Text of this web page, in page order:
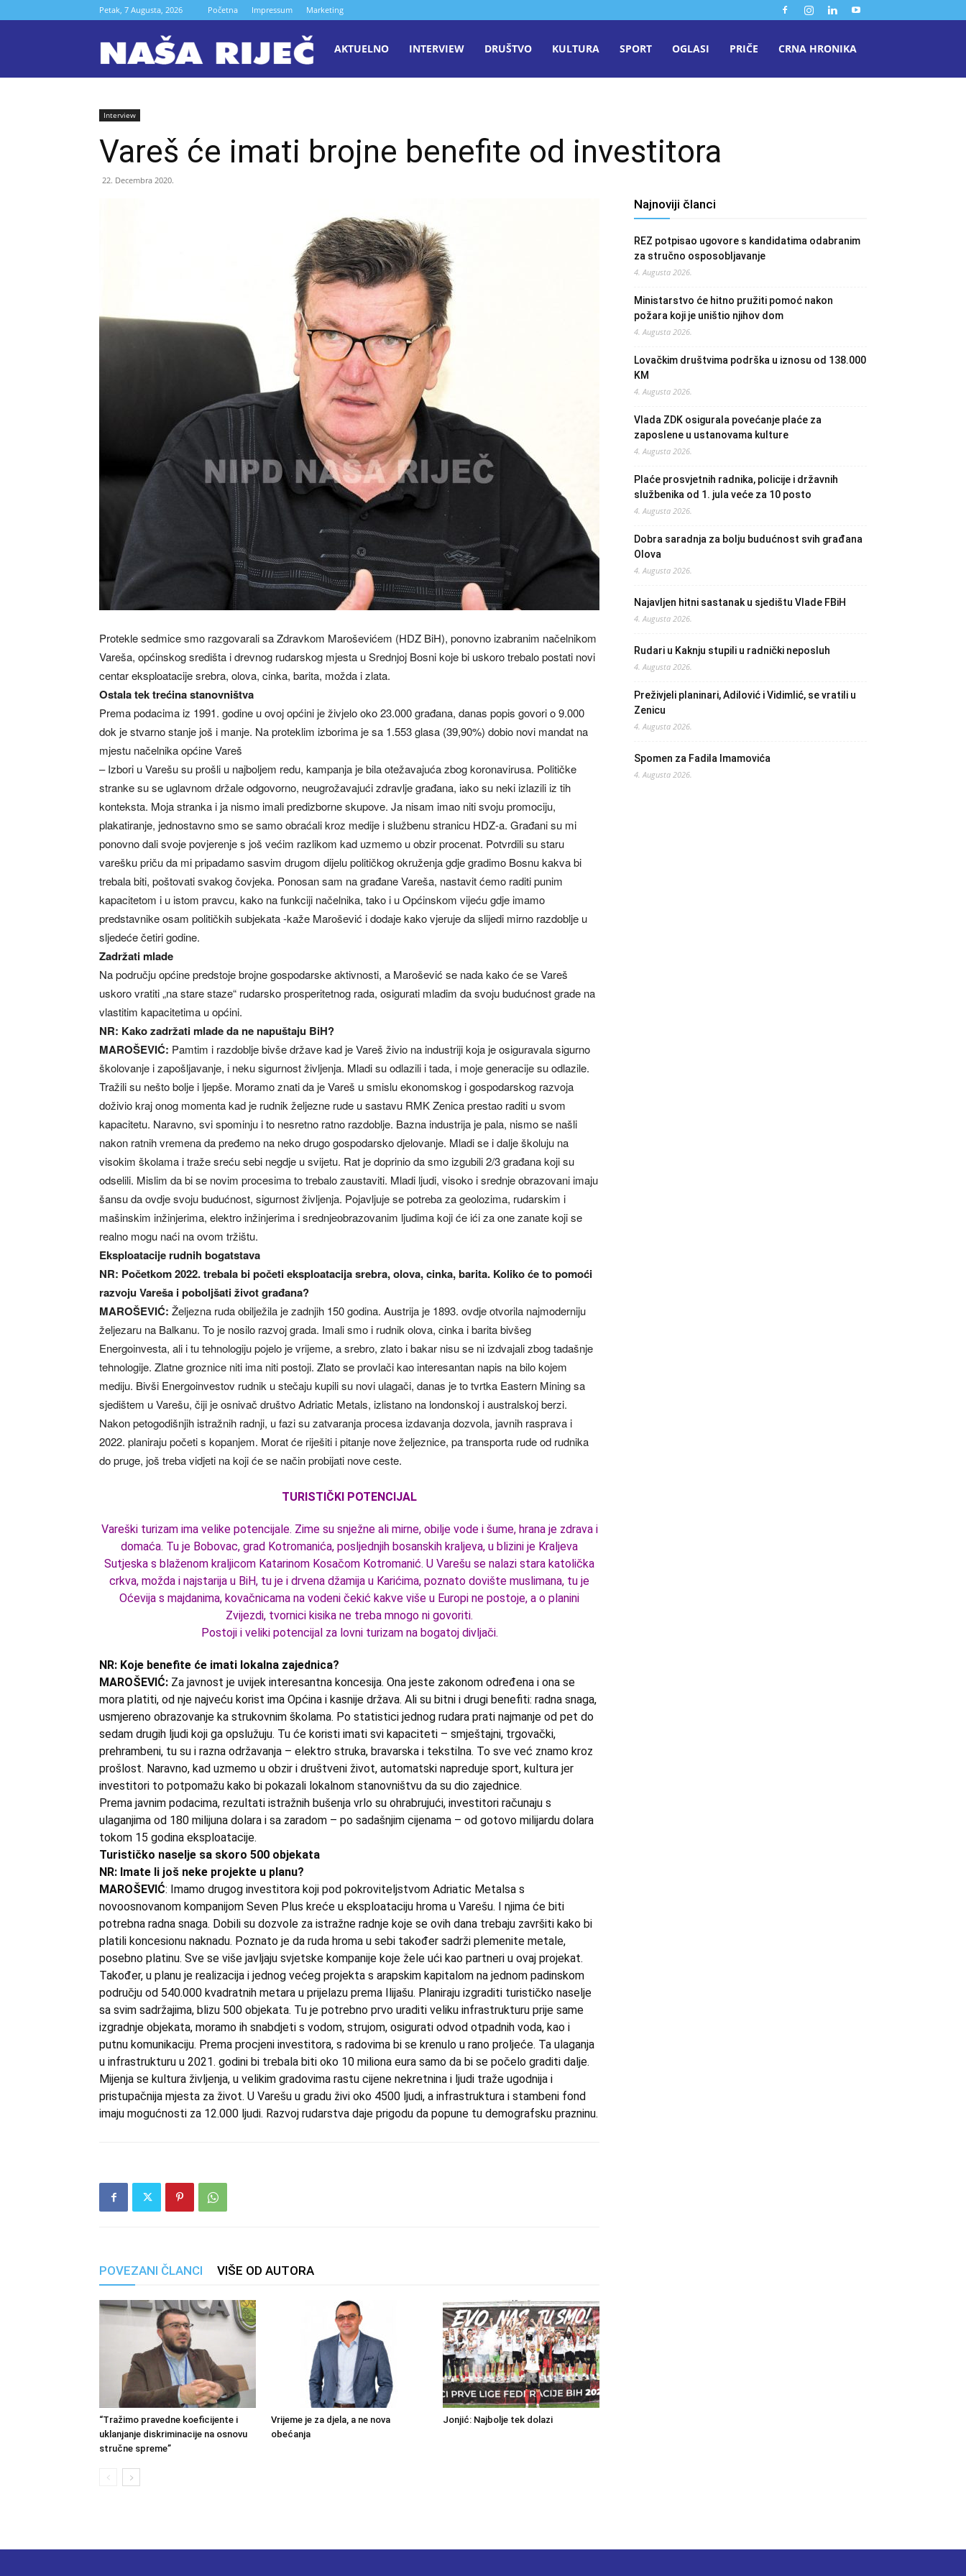
Petak, 7 Augusta, 2026 Početna Impressum Marketing
Naša
Zenica
AKTUELNO INTERVIEW DRUŠTVO KULTURA SPORT OGLASI PRIČE CRNA HRONIKA
Interview
Vareš će imati brojne benefite od investitora
22. Decembra 2020.
Protekle sedmice smo razgovarali sa Zdravkom Maroševićem (HDZ BiH), ponovno izabranim načelnikom
Vareša, općinskog središta i drevnog rudarskog mjesta u Srednjoj Bosni koje bi uskoro trebalo postati novi
centar eksploatacije srebra, olova, cinka, barita, možda i zlata.
Ostala tek trećina stanovništva
Prema podacima iz 1991. godine u ovoj općini je živjelo oko 23.000 građana, danas popis govori o 9.000
dok je stvarno stanje još i manje. Na proteklim izborima je sa 1.553 glasa (39,90%) dobio novi mandat na
mjestu načelnika općine Vareš
– Izbori u Varešu su prošli u najboljem redu, kampanja je bila otežavajuća zbog koronavirusa. Političke
stranke su se uglavnom držale odgovorno, neugrožavajući zdravlje građana, iako su neki izlazili iz tih
konteksta. Moja stranka i ja nismo imali predizborne skupove. Ja nisam imao niti svoju promociju,
plakatiranje, jednostavno smo se samo obraćali kroz medije i službenu stranicu HDZ-a. Građani su mi
ponovno dali svoje povjerenje s još većim razlikom kad uzmemo u obzir procenat. Potvrdili su staru
varešku priču da mi pripadamo sasvim drugom dijelu političkog okruženja gdje gradimo Bosnu kakva bi
trebala biti, poštovati svakog čovjeka. Ponosan sam na građane Vareša, nastavit ćemo raditi punim
kapacitetom i u istom pravcu, kako na funkciji načelnika, tako i u Općinskom vijeću gdje imamo
predstavnike osam političkih subjekata -kaže Marošević i dodaje kako vjeruje da slijedi mirno razdoblje u
sljedeće četiri godine.
Zadržati mlade
Na području općine predstoje brojne gospodarske aktivnosti, a Marošević se nada kako će se Vareš
uskoro vratiti „na stare staze“ rudarsko prosperitetnog rada, osigurati mladim da svoju budućnost grade na
vlastitim kapacitetima u općini.
NR: Kako zadržati mlade da ne napuštaju BiH?
MAROŠEVIĆ: Pamtim i razdoblje bivše države kad je Vareš živio na industriji koja je osiguravala sigurno
školovanje i zapošljavanje, i neku sigurnost življenja. Mladi su odlazili i tada, i moje generacije su odlazile.
Tražili su nešto bolje i ljepše. Moramo znati da je Vareš u smislu ekonomskog i gospodarskog razvoja
doživio kraj onog momenta kad je rudnik željezne rude u sastavu RMK Zenica prestao raditi u svom
kapacitetu. Naravno, svi spominju i to nesretno ratno razdoblje. Bazna industrija je pala, nismo se našli
nakon ratnih vremena da pređemo na neko drugo gospodarsko djelovanje. Mladi se i dalje školuju na
visokim školama i traže sreću sebi negdje u svijetu. Rat je doprinio da smo izgubili 2/3 građana koji su
odselili. Mislim da bi se novim procesima to trebalo zaustaviti. Mladi ljudi, visoko i srednje obrazovani imaju
šansu da ovdje svoju budućnost, sigurnost življenja. Pojavljuje se potreba za geolozima, rudarskim i
mašinskim inžinjerima, elektro inžinjerima i srednjeobrazovanim ljudima koji će ići za one zanate koji se
realno mogu naći na ovom tržištu.
Eksploatacije rudnih bogatstava
NR: Početkom 2022. trebala bi početi eksploatacija srebra, olova, cinka, barita. Koliko će to pomoći
razvoju Vareša i poboljšati život građana?
MAROŠEVIĆ: Željezna ruda obilježila je zadnjih 150 godina. Austrija je 1893. ovdje otvorila najmoderniju
željezaru na Balkanu. To je nosilo razvoj grada. Imali smo i rudnik olova, cinka i barita bivšeg
Energoinvesta, ali i tu tehnologiju pojelo je vrijeme, a srebro, zlato i bakar nisu se ni izdvajali zbog tadašnje
tehnologije. Zlatne groznice niti ima niti postoji. Zlato se provlači kao interesantan napis na bilo kojem
mediju. Bivši Energoinvestov rudnik u stečaju kupili su novi ulagači, danas je to tvrtka Eastern Mining sa
sjedištem u Varešu, čiji je osnivač društvo Adriatic Metals, izlistano na londonskoj i australskoj berzi.
Nakon petogodišnjih istražnih radnji, u fazi su zatvaranja procesa izdavanja dozvola, javnih rasprava i
2022. planiraju početi s kopanjem. Morat će riješiti i pitanje nove željeznice, pa transporta rude od rudnika
do pruge, još treba vidjeti na koji će se način probijati nove ceste.
TURISTIČKI POTENCIJAL
Vareški turizam ima velike potencijale. Zime su snježne ali mirne, obilje vode i šume, hrana je zdrava i
domaća. Tu je Bobovac, grad Kotromanića, posljednjih bosanskih kraljeva, u blizini je Kraljeva
Sutjeska s blaženom kraljicom Katarinom Kosačom Kotromanić. U Varešu se nalazi stara katolička
crkva, možda i najstarija u BiH, tu je i drvena džamija u Karićima, poznato dovište muslimana, tu je
Oćevija s majdanima, kovačnicama na vodeni čekić kakve više u Europi ne postoje, a o planini
Zvijezdi, tvornici kisika ne treba mnogo ni govoriti.
Postoji i veliki potencijal za lovni turizam na bogatoj divljači.
NR: Koje benefite će imati lokalna zajednica?
MAROŠEVIĆ: Za javnost je uvijek interesantna koncesija. Ona jeste zakonom određena i ona se
mora platiti, od nje najveću korist ima Općina i kasnije država. Ali su bitni i drugi benefiti: radna snaga,
usmjereno obrazovanje ka strukovnim školama. Po statistici jednog rudara prati najmanje od pet do
sedam drugih ljudi koji ga opslužuju. Tu će koristi imati svi kapaciteti – smještajni, trgovački,
prehrambeni, tu su i razna održavanja – elektro struka, bravarska i tekstilna. To sve već znamo kroz
prošlost. Naravno, kad uzmemo u obzir i društveni život, automatski napreduje sport, kultura jer
investitori to potpomažu kako bi pokazali lokalnom stanovništvu da su dio zajednice.
Prema javnim podacima, rezultati istražnih bušenja vrlo su ohrabrujući, investitori računaju s
ulaganjima od 180 milijuna dolara i sa zaradom – po sadašnjim cijenama – od gotovo milijardu dolara
tokom 15 godina eksploatacije.
Turističko naselje sa skoro 500 objekata
NR: Imate li još neke projekte u planu?
MAROŠEVIĆ: Imamo drugog investitora koji pod pokroviteljstvom Adriatic Metalsa s
novoosnovanom kompanijom Seven Plus kreće u eksploataciju hroma u Varešu. I njima će biti
potrebna radna snaga. Dobili su dozvole za istražne radnje koje se ovih dana trebaju završiti kako bi
platili koncesionu naknadu. Poznato je da ruda hroma u sebi također sadrži plemenite metale,
posebno platinu. Sve se više javljaju svjetske kompanije koje žele ući kao partneri u ovaj projekat.
Također, u planu je realizacija i jednog većeg projekta s arapskim kapitalom na jednom padinskom
području od 540.000 kvadratnih metara u prijelazu prema Ilijašu. Planiraju izgraditi turističko naselje
sa svim sadržajima, blizu 500 objekata. Tu je potrebno prvo uraditi veliku infrastrukturu prije same
izgradnje objekata, moramo ih snabdjeti s vodom, strujom, osigurati odvod otpadnih voda, kao i
putnu komunikaciju. Prema procjeni investitora, s radovima bi se krenulo u rano proljeće. Ta ulaganja
u infrastrukturu u 2021. godini bi trebala biti oko 10 miliona eura samo da bi se počelo graditi dalje.
Mijenja se kultura življenja, u velikim gradovima rastu cijene nekretnina i ljudi traže ugodnija i
pristupačnija mjesta za život. U Varešu u gradu živi oko 4500 ljudi, a infrastruktura i stambeni fond
imaju mogućnosti za 12.000 ljudi. Razvoj rudarstva daje prigodu da popune tu demografsku prazninu.
POVEZANI ČLANCI VIŠE OD AUTORA
“Tražimo pravedne koeficijente i
uklanjanje diskriminacije na osnovu
stručne spreme”
Vrijeme je za djela, a ne nova
obećanja
Jonjić: Najbolje tek dolazi
Najnoviji članci
REZ potpisao ugovore s kandidatima odabranim
za stručno osposobljavanje
4. Augusta 2026.
Ministarstvo će hitno pružiti pomoć nakon
požara koji je uništio njihov dom
4. Augusta 2026.
Lovačkim društvima podrška u iznosu od 138.000
KM
4. Augusta 2026.
Vlada ZDK osigurala povećanje plaće za
zaposlene u ustanovama kulture
4. Augusta 2026.
Plaće prosvjetnih radnika, policije i državnih
službenika od 1. jula veće za 10 posto
4. Augusta 2026.
Dobra saradnja za bolju budućnost svih građana
Olova
4. Augusta 2026.
Najavljen hitni sastanak u sjedištu Vlade FBiH
4. Augusta 2026.
Rudari u Kaknju stupili u radnički neposluh
4. Augusta 2026.
Preživjeli planinari, Adilović i Vidimlić, se vratili u
Zenicu
4. Augusta 2026.
Spomen za Fadila Imamovića
4. Augusta 2026.